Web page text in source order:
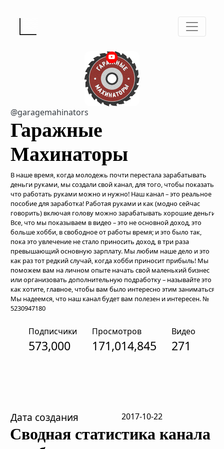
@garagemahinators
Гаражные
Махинаторы
В наше время, когда молодежь почти перестала зарабатывать
деньги руками, мы создали свой канал, для того, чтобы показать,
что работать руками можно и нужно! Наш канал – это реальное
пособие для заработка! Работая руками и как (модно сейчас
говорить) включая голову можно зарабатывать хорошие деньги.
Все, что мы показываем в видео – это не основной доход, это
больше хобби, в свободное от работы время; и это было так,
пока это увлечение не стало приносить доход, в три раза
превышающий основную зарплату. Мы любим наше дело и это
как раз тот редкий случай, когда хобби приносит прибыль! Мы
поможем вам на личном опыте начать свой маленький бизнес
или организовать дополнительную подработку – называйте это
как хотите, главное, чтобы вам было интересно этим заниматься.
Мы надеемся, что наш канал будет вам полезен и интересен. №
5230947180
Подписчики
573,000
Просмотров
171,014,845
Видео
271
Дата создания 2017-10-22
Сводная статистика канала